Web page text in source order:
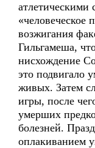
атлетическими
«человеческое
возжигания
Гильгамеша,
нисхождение
это подвигало
живых. Затем
игры, после
умерших
болезней.
оплакиванием